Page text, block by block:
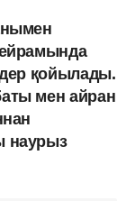
қойылады.
мен айран
наурыз